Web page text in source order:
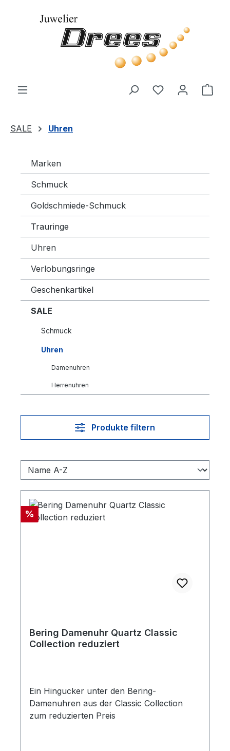
Zum Hauptinhalt springen
Du hast 0
SALE Uhren
Marken
Schmuck
Goldschmiede-Schmuck
Trauringe
Uhren
Verlobungsringe
Geschenkartikel
SALE
Schmuck
Uhren
Damenuhren
Herrenuhren
Produkte filtern
Rabatt
%
Bering Damenuhr Quartz Classic
Collection reduziert
Ein Hingucker unter den Bering-
Damenuhren aus der Classic Collection
zum reduzierten Preis